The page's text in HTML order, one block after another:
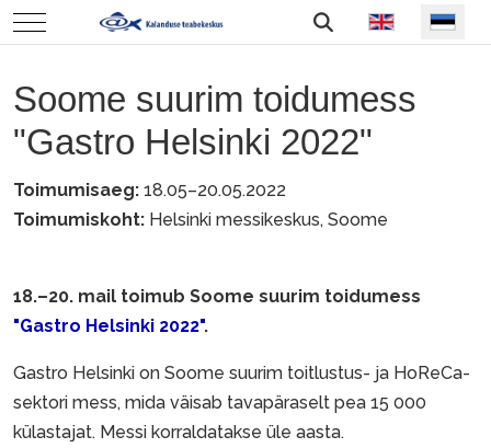
Mobile Menu Toggle Vali keel
Soome suurim toidumess
"Gastro Helsinki 2022"
Toimumisaeg: 18.05–20.05.2022
Toimumiskoht: Helsinki messikeskus, Soome
18.–20. mail toimub Soome suurim toidumess
"Gastro Helsinki 2022".
Gastro Helsinki on Soome suurim toitlustus- ja HoReCa-
sektori mess, mida väisab tavapäraselt pea 15 000
külastajat. Messi korraldatakse üle aasta.